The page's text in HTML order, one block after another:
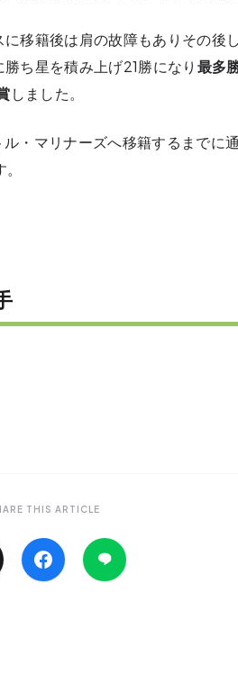
移籍後は肩の故障もありその後
ち星を積み上げ21勝になり 最多
しました。
・マリナーズへ移籍するまでに
THIS ARTICLE